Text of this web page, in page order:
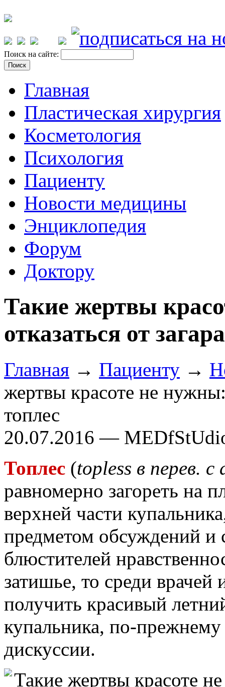
Поиск на сайте:
Главная
Пластическая хирургия
Косметология
Психология
Пациенту
Новости медицины
Энциклопедия
Форум
Доктору
Такие жертвы
отказаться от
Главная → Пациенту →
жертвы красоте не нужны:
топлес
20.07.2016 —
Топлес (topless в перев. с
равномерно загореть на
верхней части
предметом обсуждений и
блюстителей
затишье, то среди
получить красивый
купальника, по-
дискуссии.